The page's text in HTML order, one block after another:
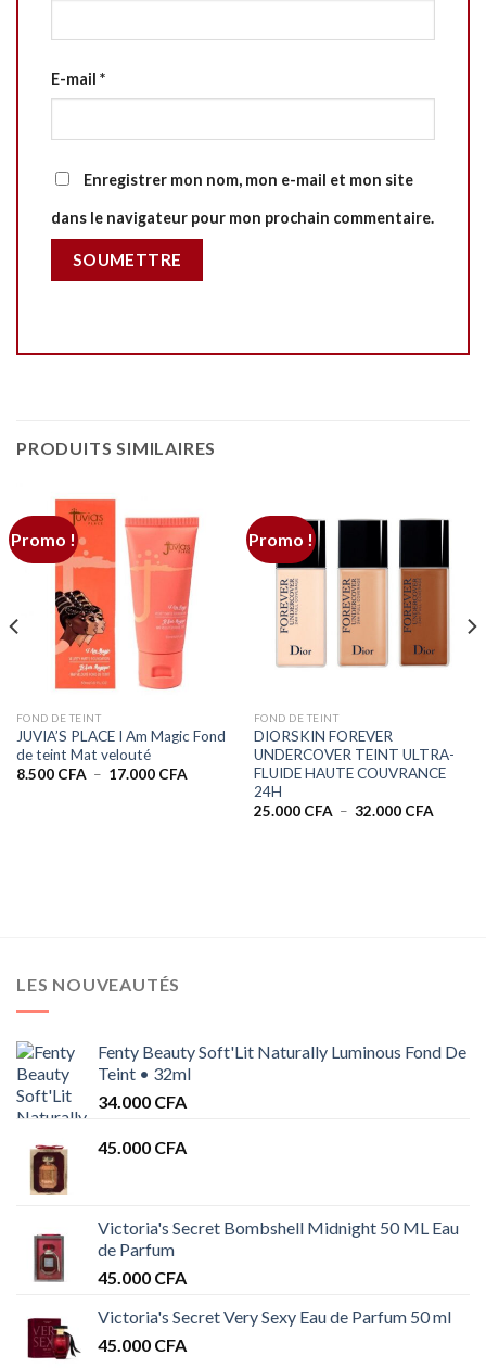
E-mail *
Enregistrer mon nom, mon e-mail et mon site
dans le navigateur pour mon prochain commentaire.
PRODUITS SIMILAIRES
Promo !
FOND DE TEINT
JUVIA’S PLACE I Am Magic Fond
de teint Mat velouté
8.500 CFA – 17.000 CFAPlage
Promo !
FOND DE TEINT
DIORSKIN FOREVER
UNDERCOVER TEINT ULTRA-
FLUIDE HAUTE COUVRANCE
24H
25.000 CFA – 32.000 CFAPlage
LES NOUVEAUTÉS
Fenty Beauty Soft'Lit Naturally Luminous Fond De
Teint • 32ml
34.000 CFA
45.000 CFA
Victoria's Secret Bombshell Midnight 50 ML Eau
de Parfum
45.000 CFA
Victoria's Secret Very Sexy Eau de Parfum 50 ml
45.000 CFA